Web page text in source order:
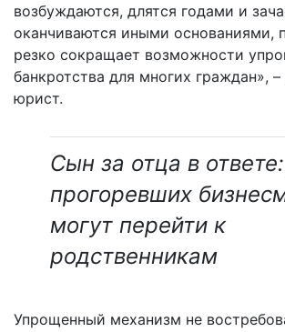
возбуждаются, длятся годами и
оканчиваются иными основаниями,
резко сокращает возможности
банкротства для многих граждан»,
юрист.
Сын за отца в
прогоревших
могут перейти к
родственникам
Упрощенный механизм не